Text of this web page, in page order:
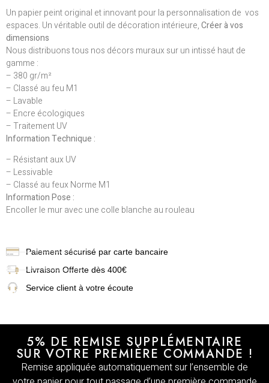
Un papier peint original et innovant pour la personnalisation de vos
espaces. Un véritable outil de décoration intérieure,Créer à vos
dimensions
Nous distribuons tous nos décors muraux sur un intissé haut de
gamme :
– 380 gr/m²
– Classé au feu M1
– Lavable
– Encre écologiques
– Traitement UV
Information Technique :
– Résistant aux UV
– Lessivable
– Classé au feux Norme M1
Information Pose :
Encoller le mur avec une colle blanche au rouleau
Paiement sécurisé par carte bancaire
Livraison Offerte dès 400€
Service client à votre écoute
5% DE REMISE SUPPLÉMENTAIRE
SUR VOTRE PREMIÈRE COMMANDE !
Remise appliquée automatiquement sur l’ensemble de